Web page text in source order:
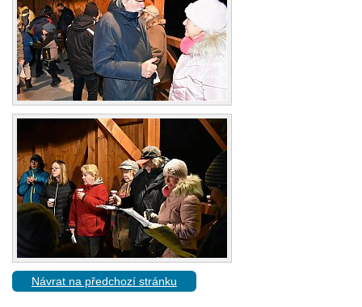
Návrat na předchozí stránku